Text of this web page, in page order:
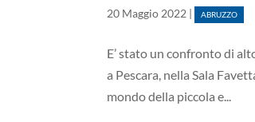
20 Maggio 2022 | ABRUZZO
E’ stato un confronto di
a Pescara, nella Sala
mondo della piccola e...